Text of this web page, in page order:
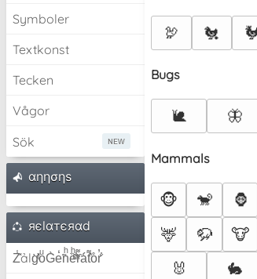
Symboler
Textkonst
Tecken
Vågor
Sök
αηησηѕ
яєlαтєяαd
Z̾̽ảlg̀͐ͭ̽oͧG̀e̒̃nͪȅͪͫ̏̐r͌̑á͑t͌̑͛o̊r̓̐
🦃 🐔
Bugs
🐌 🦋
Mammals
🐵 🐒 🦍
🦌
🦬 🐮
🐰
🐇